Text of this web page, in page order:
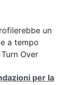
un
a tempo
Over
per la